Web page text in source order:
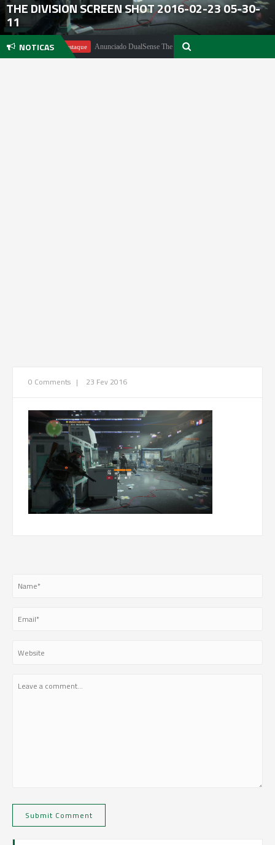
THE DIVISION SCREEN SHOT 2016-02-23 05-30-
11
NOTICASEm Destaque Anunciado DualSense The Last of Us Limited Edition
0 Comments | 23 Fev 2016